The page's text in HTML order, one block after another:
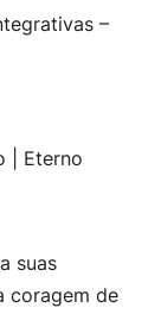
–
| Eterno
suas
coragem de